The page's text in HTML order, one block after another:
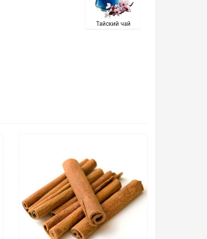
Тайский чай